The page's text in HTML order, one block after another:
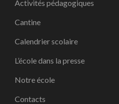
Activités pédagogiques
Cantine
Calendrier scolaire
L’école dans la presse
Notre école
Contacts